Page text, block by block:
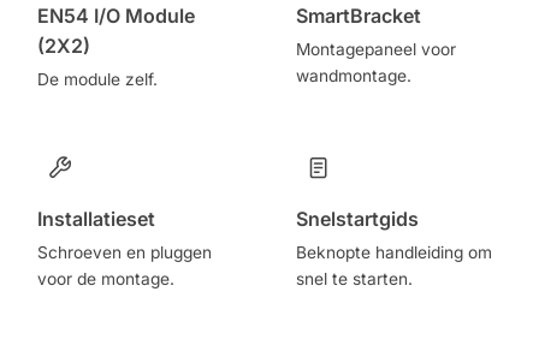
EN54 I/O Module
(2X2)
De module zelf.
SmartBracket
Montagepaneel voor
wandmontage.
Installatieset
Schroeven en pluggen
voor de montage.
Snelstartgids
Beknopte handleiding om
snel te starten.